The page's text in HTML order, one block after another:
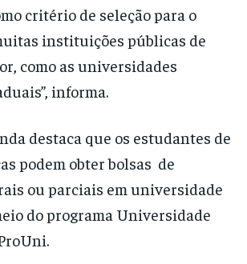
critério de seleção para o
instituições públicas de
como as universidades
informa.
destaca que os estudantes de
podem obter bolsas de
ou parciais em universidade
do programa Universidade